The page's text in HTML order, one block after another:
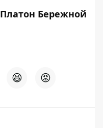
Платон Бережной
😆 😡